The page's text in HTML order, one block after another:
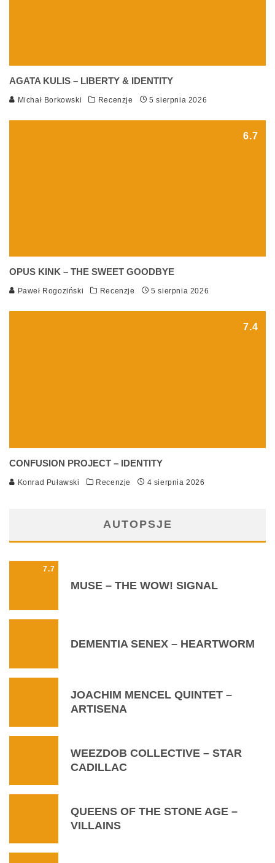
AGATA KULIS – LIBERTY & IDENTITY
Michał Borkowski Recenzje 5 sierpnia 2026
6.7
OPUS KINK – THE SWEET GOODBYE
Paweł Rogoziński Recenzje 5 sierpnia 2026
7.4
CONFUSION PROJECT – IDENTITY
Konrad Puławski Recenzje 4 sierpnia 2026
AUTOPSJE
7.7
MUSE – THE WOW! SIGNAL
DEMENTIA SENEX – HEARTWORM
JOACHIM MENCEL QUINTET –
ARTISENA
WEEZDOB COLLECTIVE – STAR
CADILLAC
QUEENS OF THE STONE AGE –
VILLAINS